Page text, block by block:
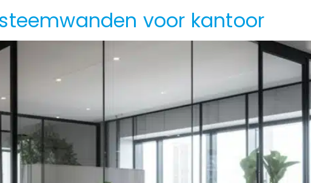
voor kantoor